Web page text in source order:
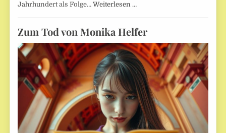
Jahrhundert als Folge…Weiterlesen …
Zum Tod von Monika Helfer